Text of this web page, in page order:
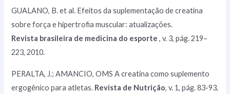
GUALANO, B. et al. Efeitos da suplementação de creatina
sobre força e hipertrofia muscular: atualizações.
Revista brasileira de medicina do esporte , v. 3, pág. 219–
223, 2010.
PERALTA, J.; AMANCIO, OMS A creatina como suplemento
ergogênico para atletas. Revista de Nutrição, v. 1, pág. 83-93,